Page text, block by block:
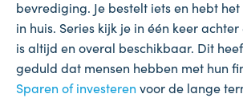
bevrediging. Je bestelt iets en hebt
in huis. Series kijk je in één keer
is altijd en overal beschikbaar. Dit
geduld dat mensen hebben met hun
Sparen of investeren voor de lange